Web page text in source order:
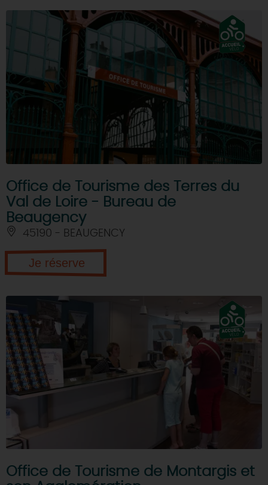
Office de Tourisme des Terres du
Val de Loire - Bureau de
Beaugency
45190 - BEAUGENCY
Je réserve
Office de Tourisme de Montargis et